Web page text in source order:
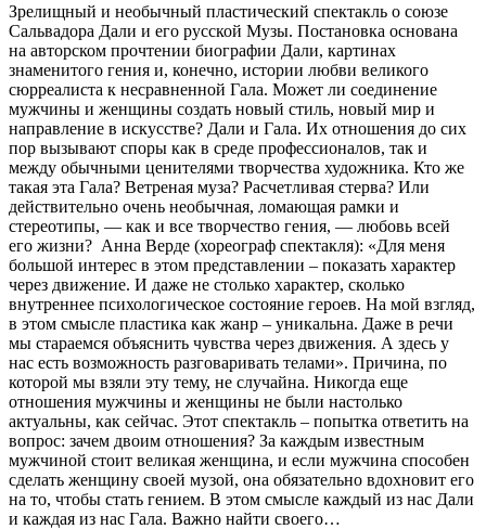
Зрелищный и необычный пластический спектакль о союзе
Сальвадора Дали и его русской Музы. Постановка основана
на авторском прочтении биографии Дали, картинах
знаменитого гения и, конечно, истории любви великого
сюрреалиста к несравненной Гала. Может ли соединение
мужчины и женщины создать новый стиль, новый мир и
направление в искусстве? Дали и Гала. Их отношения до сих
пор вызывают споры как в среде профессионалов, так и
между обычными ценителями творчества художника. Кто же
такая эта Гала? Ветреная муза? Расчетливая стерва? Или
действительно очень необычная, ломающая рамки и
стереотипы, — как и все творчество гения, — любовь всей
его жизни? Анна Верде (хореограф спектакля): «Для меня
большой интерес в этом представлении – показать характер
через движение. И даже не столько характер, сколько
внутреннее психологическое состояние героев. На мой взгляд,
в этом смысле пластика как жанр – уникальна. Даже в речи
мы стараемся объяснить чувства через движения. А здесь у
нас есть возможность разговаривать телами». Причина, по
которой мы взяли эту тему, не случайна. Никогда еще
отношения мужчины и женщины не были настолько
актуальны, как сейчас. Этот спектакль – попытка ответить на
вопрос: зачем двоим отношения? За каждым известным
мужчиной стоит великая женщина, и если мужчина способен
сделать женщину своей музой, она обязательно вдохновит его
на то, чтобы стать гением. В этом смысле каждый из нас Дали
и каждая из нас Гала. Важно найти своего…